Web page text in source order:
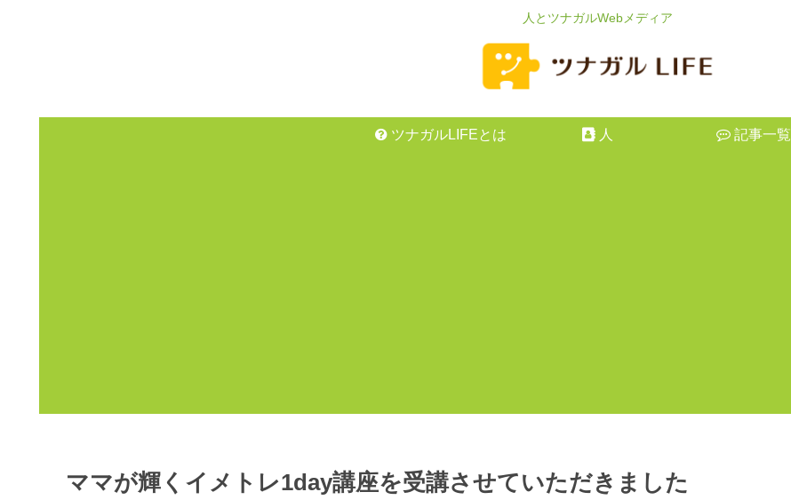
人とツナガルWebメディア
ツナガルLIFEとは 人 記事一覧
ママが輝くイメトレ1day講座を受講させていただきました